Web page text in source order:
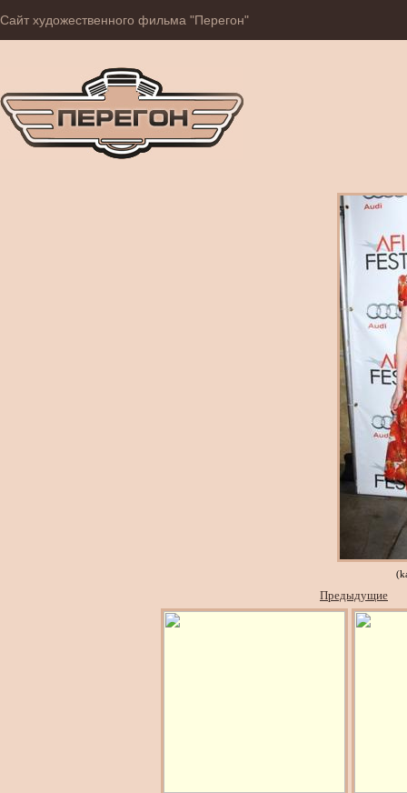
Сайт художественного фильма "Перегон"
Предыдущие